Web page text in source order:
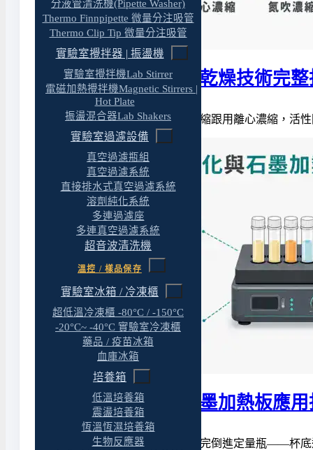
分液管清洗機(Pipette Washer)
Thermo Finnpipette 微量分注吸管
Thermo Clip Tip 微量分注吸管
實驗室攪拌器 | 振盪機
實驗室攪拌機Lab Stirrer
電磁加熱攪拌機Magnetic Stirrers |
Hot Plate
振盪混合器Lab Shakers
實驗室過濾設備
真空過濾瓶組
真空過濾系統
直接排水式真空過濾系統
溶劑純化系統
多連過濾座
多連真空過濾系統
超音波清洗機
溫控 / 樣品保存
實驗室冰箱 / 冷凍櫃
超低溫冷凍櫃 -80°C / -150°C
-20°C~ -40°C 實驗室冷凍櫃
藥品 / 疫苗冰箱
血庫冰箱
培養箱
低溫培養箱
震盪培養箱
恆溫恆濕培養箱
生物反應器
實驗室樣品濃縮與乾燥技術完
同一批蛋白質樣品，用旋蒸濃縮跟用離心濃縮，活
實驗室酸消化與石墨加熱板應
做了一個下午的酸消化，消化完倒進定量瓶——杯